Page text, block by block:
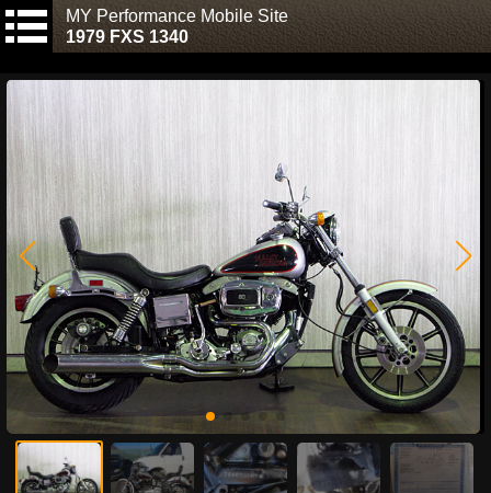
MY Performance Mobile Site
1979 FXS 1340